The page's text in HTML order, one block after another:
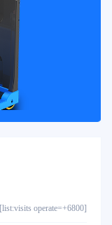
[list:visits operate=+6800]